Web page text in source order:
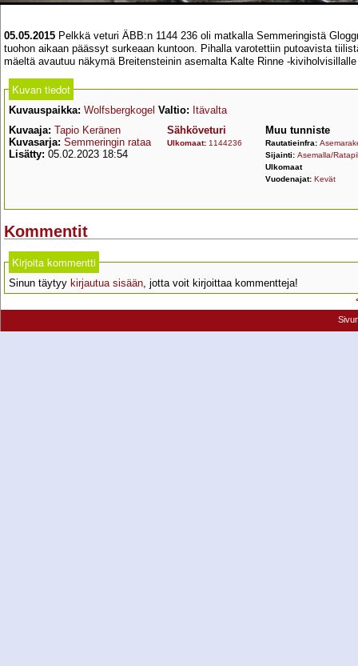
05.05.2015 Pelkkä veturi ÄBB:n 1144 236 oli matkalla Semmeringistä
tuohon aikaan päässyt surkeaan kuntoon. Pihalla varotettiin putoavista
mäeltä avautuu näkymä Breitensteinin asemalta Kalte Rinne -
Kuvan tiedot
Kuvauspaikka: Wolfsbergkogel Valtio: Itävalta
Kuvaaja: Tapio Keränen
Kuvasarja: Semmeringin rataa
Lisätty: 05.02.2023 18:54
Sähköveturi
Ulkomaat: 1144236
Muu tunniste
Rautatieinfra:
Sijainti: Asemalla/
Ulkomaat
Vuodenajat: Kevät
Kommentit
Kirjoita kommentti
Sinun täytyy kirjautua sisään , jotta voit kirjoittaa kommentteja!